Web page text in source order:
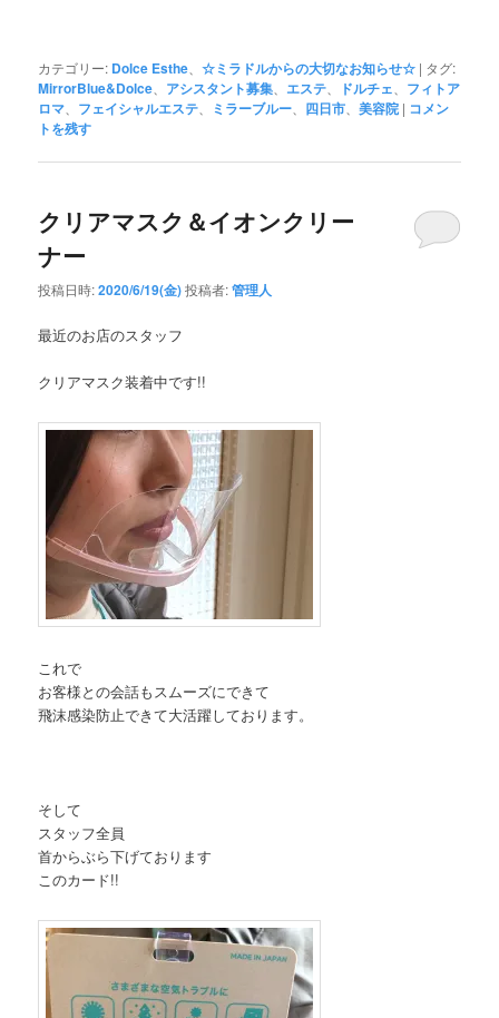
カテゴリー: Dolce Esthe 、☆ミラドルからの大切なお知らせ☆ | タグ:
MirrorBlue&Dolce アシスタント募集 エステ ドルチェ
フィトア
ロマ
フェイシャルエステ ミラーブルー 四日市 、美容院 | コメン
トを残す
クリアマスク＆イオンクリー
ナー
投稿日時:2020/6/19(金)投稿者:管理人
最近のお店のスタッフ
クリアマスク装着中です!!
これで
お客様との会話もスムーズにできて
飛沫感染防止できて大活躍しております。
そして
スタッフ全員
首からぶら下げております
このカード!!